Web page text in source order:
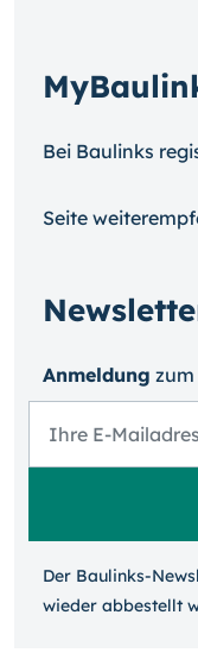
Bei Baulinks
Seite
Anmeldung
Der Baulinks-
wieder ab­bestellt